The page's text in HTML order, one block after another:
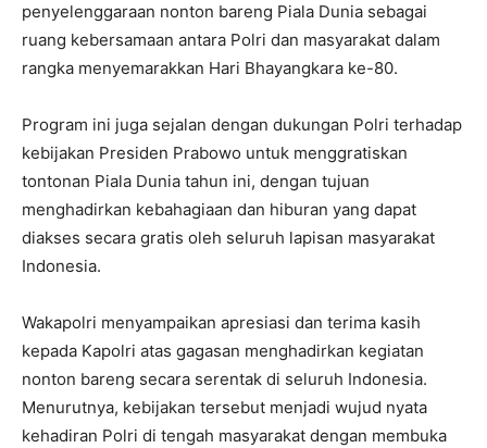
penyelenggaraan nonton bareng Piala Dunia sebagai
ruang kebersamaan antara Polri dan masyarakat dalam
rangka menyemarakkan Hari Bhayangkara ke-80.
Program ini juga sejalan dengan dukungan Polri terhadap
kebijakan Presiden Prabowo untuk menggratiskan
tontonan Piala Dunia tahun ini, dengan tujuan
menghadirkan kebahagiaan dan hiburan yang dapat
diakses secara gratis oleh seluruh lapisan masyarakat
Indonesia.
Wakapolri menyampaikan apresiasi dan terima kasih
kepada Kapolri atas gagasan menghadirkan kegiatan
nonton bareng secara serentak di seluruh Indonesia.
Menurutnya, kebijakan tersebut menjadi wujud nyata
kehadiran Polri di tengah masyarakat dengan membuka